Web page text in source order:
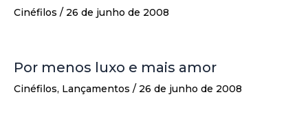
Cinéfilos / 26 de junho de 2008
Por menos luxo e mais amor
Cinéfilos, Lançamentos / 26 de junho de 2008